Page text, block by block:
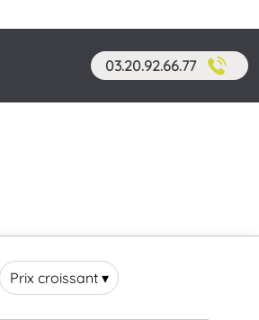
03.20.92.66.77
Prix croissant ▾